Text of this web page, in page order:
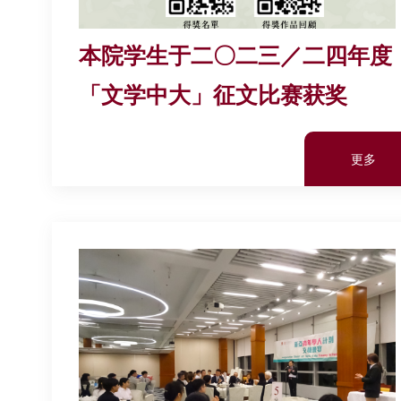
本院学生于二〇二三／二四年度
「文学中大」征文比赛获奖
更多